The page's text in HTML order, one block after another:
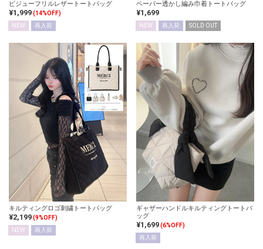
ビジューフリルレザートートバッグ
¥1,999(14%OFF)
NEW
再入荷
ペーパー透かし編み巾着トートバッグ
¥1,699
NEW 再入荷 SOLD OUT
キルティングロゴ刺繍トートバッグ
¥2,199(9%OFF)
NEW
再入荷
ギャザーハンドルキルティングトートバ
ッグ
¥1,699(6%OFF)
再入荷